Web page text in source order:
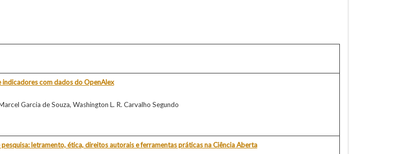
com dados do OpenAlex
Garcia de Souza, Washington L. R. Carvalho Segundo
letramento, ética, direitos autorais e ferramentas práticas na Ciência Aberta